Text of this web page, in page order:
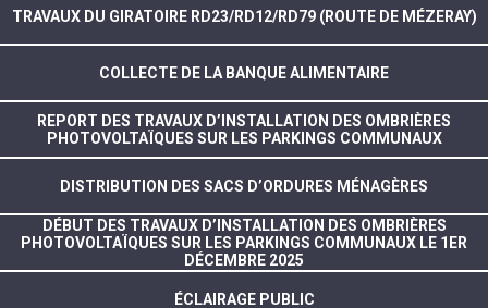
TRAVAUX DU GIRATOIRE RD23/RD12/RD79 (ROUTE DE MÉZERAY)
COLLECTE DE LA BANQUE ALIMENTAIRE
REPORT DES TRAVAUX D’INSTALLATION DES OMBRIÈRES
PHOTOVOLTAÏQUES SUR LES PARKINGS COMMUNAUX
DISTRIBUTION DES SACS D’ORDURES MÉNAGÈRES
DÉBUT DES TRAVAUX D’INSTALLATION DES OMBRIÈRES
PHOTOVOLTAÏQUES SUR LES PARKINGS COMMUNAUX LE 1ER
DÉCEMBRE 2025
ÉCLAIRAGE PUBLIC